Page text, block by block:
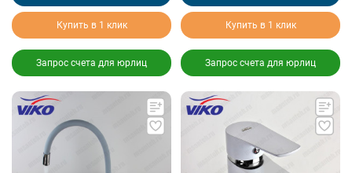
Купить в 1 клик
Запрос счета для юрлиц
Купить в 1 клик
Запрос счета для юрлиц